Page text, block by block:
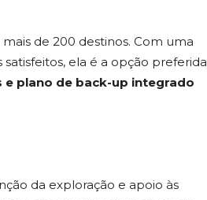
de 200 destinos. Com uma
ela é a opção preferida
plano de back-up integrado
da exploração e apoio às